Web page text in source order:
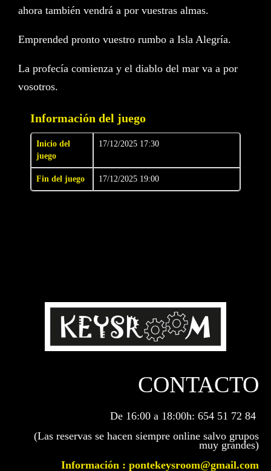
ahora también vendrá a por vuestras almas.
Emprended pronto vuestro rumbo a Isla Alegría.
La profecía comienza y el diablo del mar va a por
vosotros.
Información del juego
Inicio del
juego
17/12/2025 17:30
Fin del juego 17/12/2025 19:00
CONTACTO
De 16:00 a 18:00h: 654 51 72 84
(Las reservas se hacen siempre online salvo grupos
muy grandes)
Información : pontekeysroom@gmail.com